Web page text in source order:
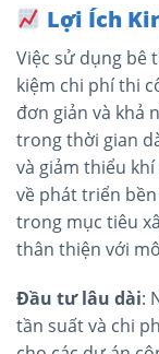
Lợi Ích
Việc sử dụng bê
kiệm chi phí thi
đơn giản và khả
trong thời gian
và giảm thiểu
về phát triển
trong mục tiêu
thân thiện với
Đầu tư lâu dài:
tần suất và chi